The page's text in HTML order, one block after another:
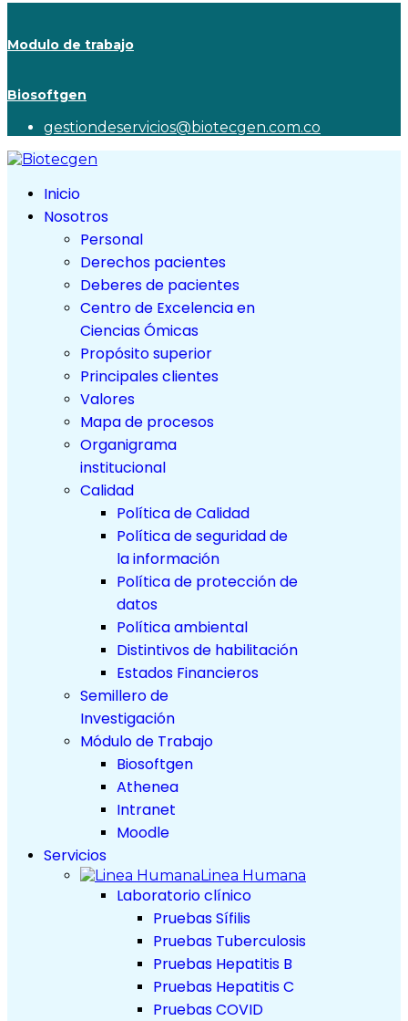
Modulo de trabajo
Biosoftgen
gestiondeservicios@biotecgen.com.co
Inicio
Nosotros
Personal
Derechos pacientes
Deberes de pacientes
Centro de Excelencia en
Ciencias Ómicas
Propósito superior
Principales clientes
Valores
Mapa de procesos
Organigrama
institucional
Calidad
Política de Calidad
Política de seguridad de
la información
Política de protección de
datos
Política ambiental
Distintivos de habilitación
Estados Financieros
Semillero de
Investigación
Módulo de Trabajo
Biosoftgen
Athenea
Intranet
Moodle
Servicios
Linea Humana
Laboratorio clínico
Pruebas Sífilis
Pruebas Tuberculosis
Pruebas Hepatitis B
Pruebas Hepatitis C
Pruebas COVID